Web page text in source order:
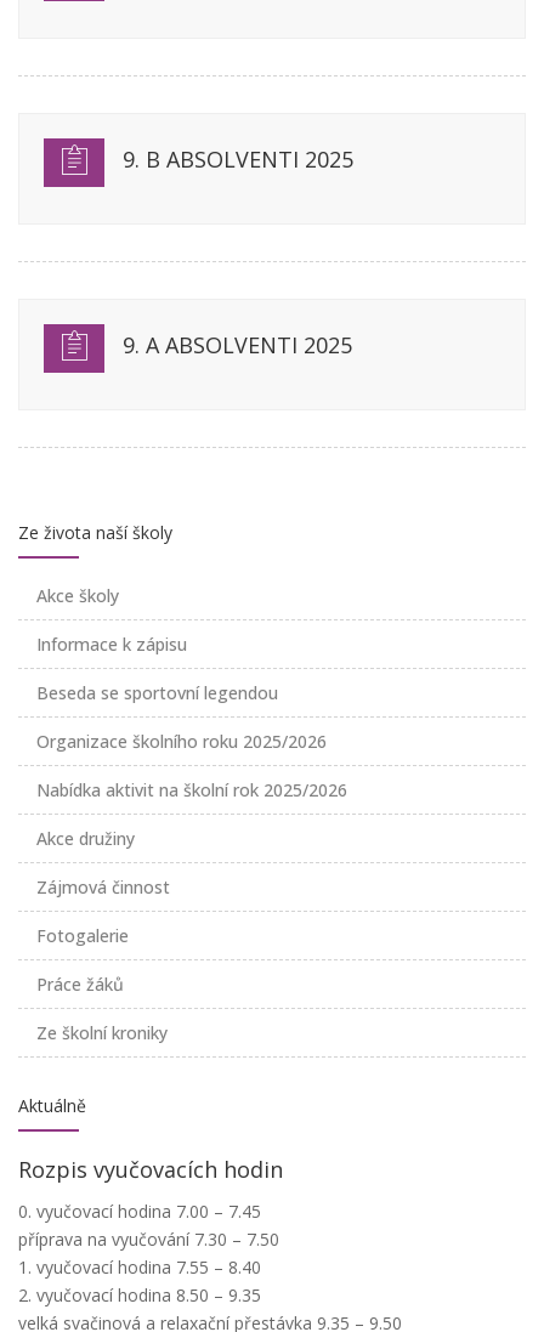
9. B ABSOLVENTI 2025
9. A ABSOLVENTI 2025
Ze života naší školy
Akce školy
Informace k zápisu
Beseda se sportovní legendou
Organizace školního roku 2025/2026
Nabídka aktivit na školní rok 2025/2026
Akce družiny
Zájmová činnost
Fotogalerie
Práce žáků
Ze školní kroniky
Aktuálně
Rozpis vyučovacích hodin
0. vyučovací hodina 7.00 – 7.45
příprava na vyučování 7.30 – 7.50
1. vyučovací hodina 7.55 – 8.40
2. vyučovací hodina 8.50 – 9.35
velká svačinová a relaxační přestávka 9.35 – 9.50